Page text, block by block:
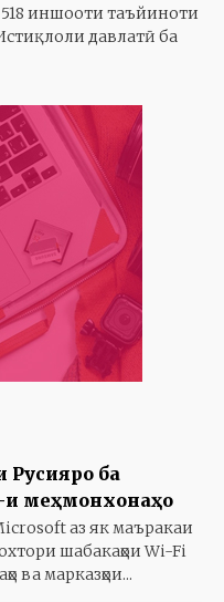
иншооти таъйиноти
давлатӣ ба
Русияро ба
и меҳмонхонаҳо
аз як маъракаи
шабакаҳои Wi-Fi
ва марказҳои...